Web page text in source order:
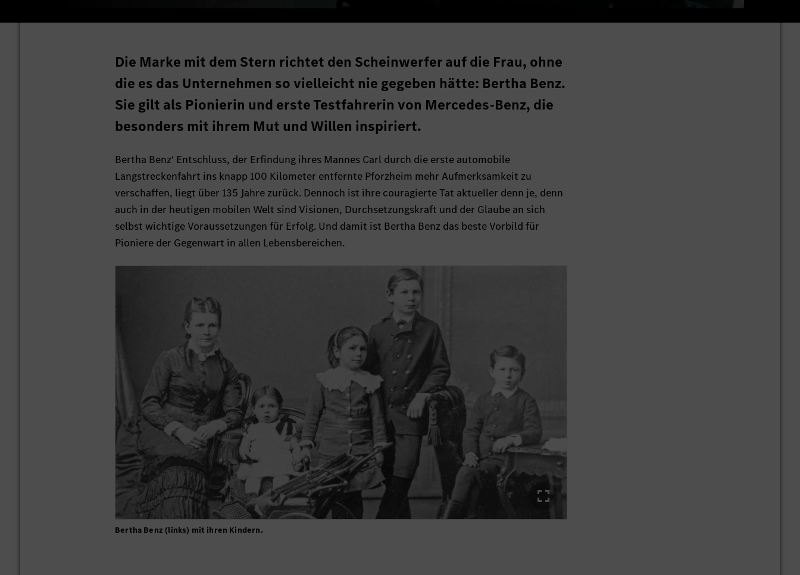
Die Marke mit dem Stern richtet den Scheinwerfer auf die Frau, ohne
die es das Unternehmen so vielleicht nie gegeben hätte: Bertha Benz.
Sie gilt als Pionierin und erste Testfahrerin von Mercedes-Benz, die
besonders mit ihrem Mut und Willen inspiriert.
Bertha Benz‘ Entschluss, der Erfindung ihres Mannes Carl durch die erste automobile
Langstreckenfahrt ins knapp 100 Kilometer entfernte Pforzheim mehr Aufmerksamkeit zu
verschaffen, liegt über 135 Jahre zurück. Dennoch ist ihre couragierte Tat aktueller denn je, denn
auch in der heutigen mobilen Welt sind Visionen, Durchsetzungskraft und der Glaube an sich
selbst wichtige Voraussetzungen für Erfolg. Und damit ist Bertha Benz das beste Vorbild für
Pioniere der Gegenwart in allen Lebensbereichen.
Bertha Benz (links) mit ihren Kindern.